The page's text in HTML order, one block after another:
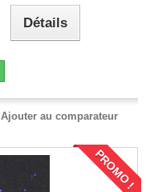
Détails
Ajouter au comparateur
PROMO !